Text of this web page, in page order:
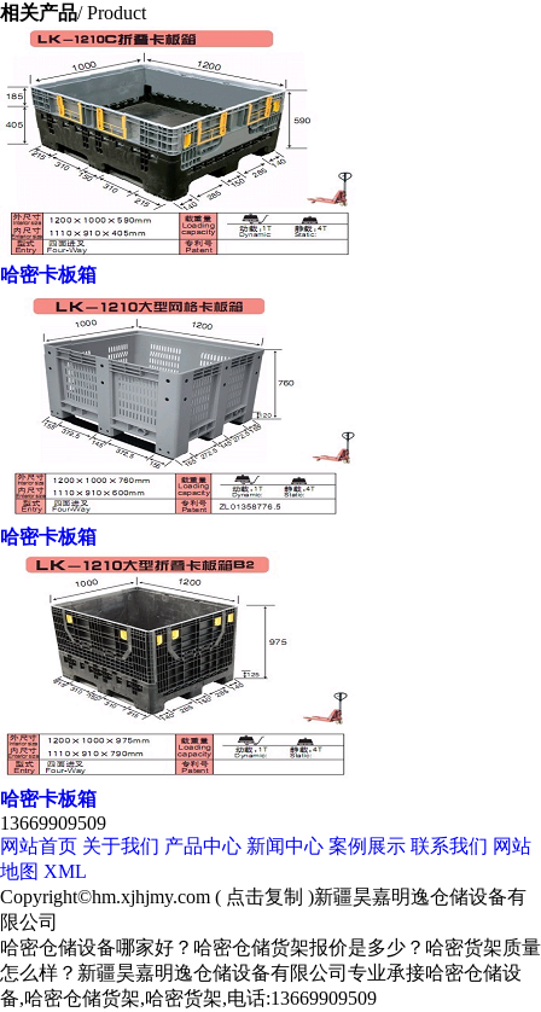
相关产品/ Product
哈密卡板箱
哈密卡板箱
哈密卡板箱
13669909509
网站首页 关于我们 产品中心 新闻中心 案例展示 联系我们 网站
地图 XML
Copyright©hm.xjhjmy.com ( 点击复制 )新疆昊嘉明逸仓储设备有
限公司
哈密仓储设备哪家好？哈密仓储货架报价是多少？哈密货架质量
怎么样？新疆昊嘉明逸仓储设备有限公司专业承接哈密仓储设
备,哈密仓储货架,哈密货架,电话:13669909509